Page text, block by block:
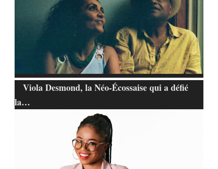
Viola Desmond, la Néo-Écossaise qui a défié
la…